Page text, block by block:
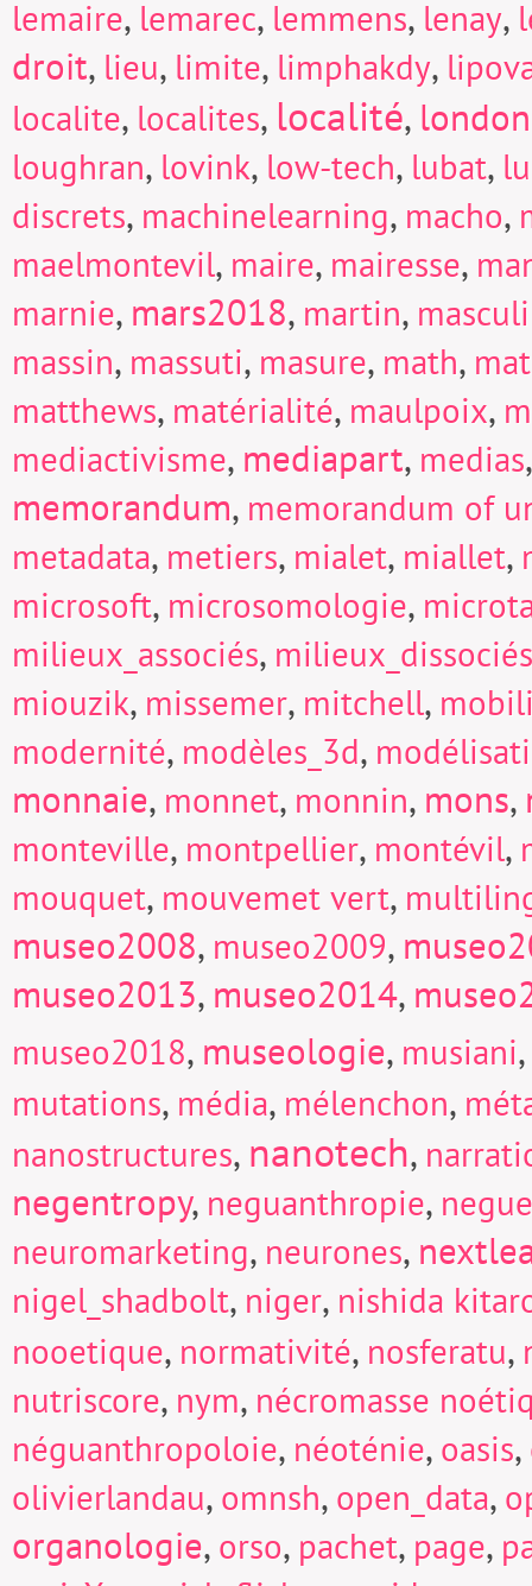
lemaire, lemarec, lemmens, lenay,
droit, lieu, limite, limphakdy,
localite, localites, localité, london
loughran, lovink, low-tech, lubat,
discrets, machinelearning, macho,
maelmontevil, maire, mairesse,
marnie, mars2018, martin,
massin, massuti, masure, math,
matthews, matérialité, maulpoix,
mediactivisme, mediapart, medias
memorandum, memorandum of
metadata, metiers, mialet, miallet,
microsoft, microsomologie,
milieux_associés, milieux_dissociés
miouzik, missemer, mitchell,
modernité, modèles_3d,
monnaie, monnet, monnin, mons,
monteville, montpellier, montévil,
mouquet, mouvemet vert,
museo2008, museo2009,
museo2013, museo2014,
museo2018, museologie, musiani,
mutations, média, mélenchon,
nanostructures, nanotech,
negentropy, neguanthropie,
neuromarketing, neurones,
nigel_shadbolt, niger, nishida
nooetique, normativité, nosferatu,
nutriscore, nym, nécromasse
néguanthropoloie, néoténie, oasis,
olivierlandau, omnsh, open_data,
organologie, orso, pachet, page,